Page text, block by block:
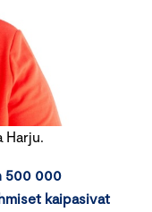
Harju.
500 000
kaipasivat